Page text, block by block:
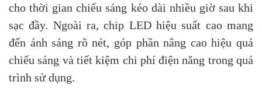
cho thời gian chiếu sáng kéo dài nhiều giờ sau khi
sạc đầy. Ngoài ra, chip LED hiệu suất cao mang
đến ánh sáng rõ nét, góp phần nâng cao hiệu quả
chiếu sáng và tiết kiệm chi phí điện năng trong quá
trình sử dụng.